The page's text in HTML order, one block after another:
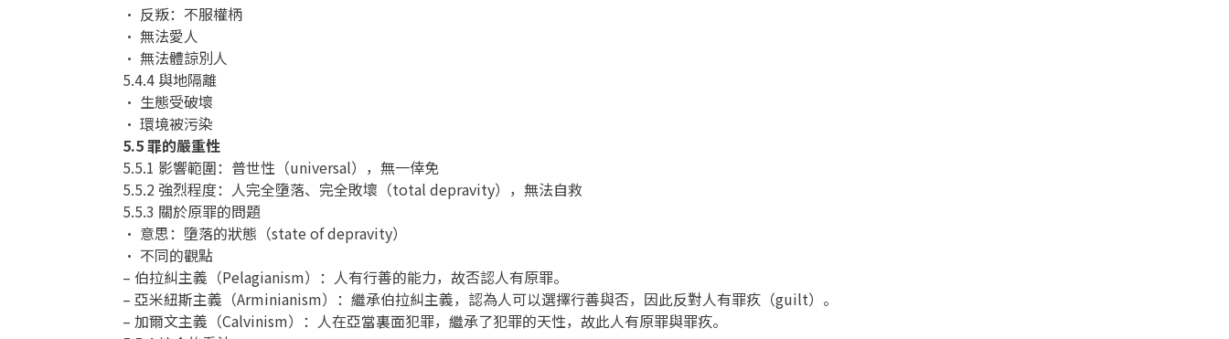
• 反叛：不服權柄
• 無法愛人
• 無法體諒別人
5.4.4 與地隔離
• 生態受破壞
• 環境被污染
5.5 罪的嚴重性
5.5.1 影響範圍：普世性（universal），無一倖免
5.5.2 強烈程度：人完全墮落、完全敗壞（total depravity），無法自救
5.5.3 關於原罪的問題
• 意思：墮落的狀態（state of depravity）
• 不同的觀點
– 伯拉糾主義（Pelagianism）：人有行善的能力，故否認人有原罪。
– 亞米紐斯主義（Arminianism）：繼承伯拉糾主義，認為人可以選擇行善與否，因此反對人有罪疚（guilt）。
– 加爾文主義（Calvinism）：人在亞當裏面犯罪，繼承了犯罪的天性，故此人有原罪與罪疚。